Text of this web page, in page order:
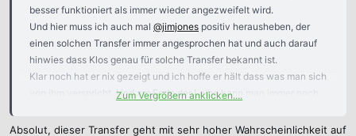
besser funktioniert als immer wieder angezweifelt wird.
Und hier muss ich auch mal @jimjones positiv herausheben, der
einen solchen Transfer immer angesprochen hat und auch darauf
hinwies dass Klos genau für solche Transfer bekannt ist.
Klar noch hat er nix gezeigt und ich hoffe er hält dass was man sich
von ihm verspricht. Und am Ende der Leihe kann man immer noch
Zum Vergrößern anklicken....
Absolut, dieser Transfer geht mit sehr hoher Wahrscheinlichkeit auf